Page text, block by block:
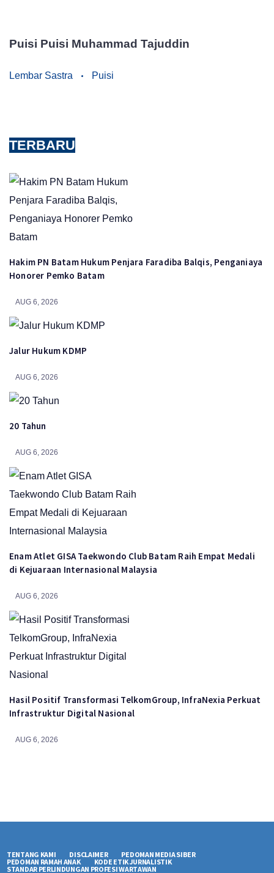
Puisi Puisi Muhammad Tajuddin
Lembar Sastra Puisi
TERBARU
Hakim PN Batam Hukum Penjara Faradiba Balqis, Penganiaya
Honorer Pemko Batam
AUG 6, 2026
Jalur Hukum KDMP
AUG 6, 2026
20 Tahun
AUG 6, 2026
Enam Atlet GISA Taekwondo Club Batam Raih Empat Medali
di Kejuaraan Internasional Malaysia
AUG 6, 2026
Hasil Positif Transformasi TelkomGroup, InfraNexia Perkuat
Infrastruktur Digital Nasional
AUG 6, 2026
TENTANG KAMI DISCLAIMER
PEDOMAN MEDIA SIBER
PEDOMAN RAMAH ANAK
KODE ETIK JURNALISTIK
STANDAR PERLINDUNGAN PROFESI WARTAWAN